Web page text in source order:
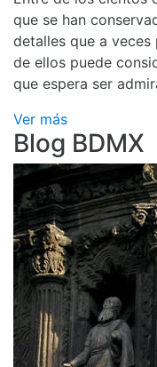
que se han
detalles que a veces
de ellos puede
que espera ser
Ver más
Blog BDMX